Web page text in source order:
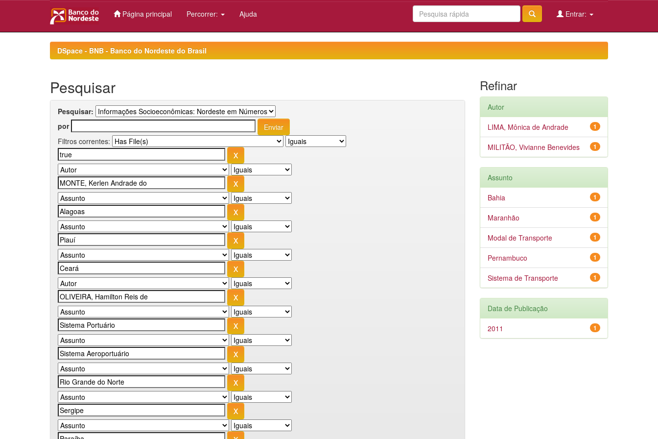
Página principal Percorrer: Ajuda Entrar:
DSpace - BNB - Banco do Nordeste do Brasil
Pesquisar
Pesquisar:
por
Filtros correntes:
Refinar
Autor
1
LIMA, Mônica de Andrade
1
MILITÃO, Vivianne Benevides
Assunto
1
Bahia
1
Maranhão
1
Modal de Transporte
1
Pernambuco
1
Sistema de Transporte
Data de Publicação
1
2011